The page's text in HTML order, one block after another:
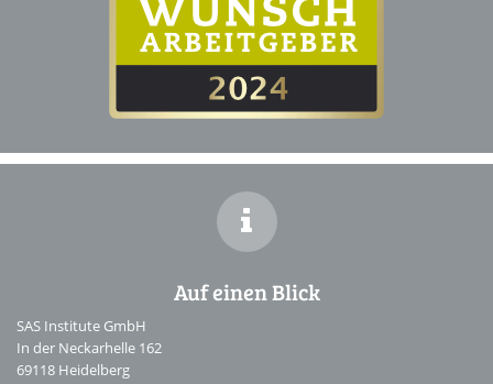
Auf einen Blick
SAS Institute GmbH
In der Neckarhelle 162
69118 Heidelberg